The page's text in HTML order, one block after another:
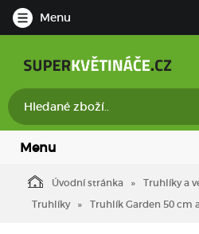
Menu
Menu
Úvodní stránka
Truhlíky a
Truhlíky
Truhlík Garden 50 cm